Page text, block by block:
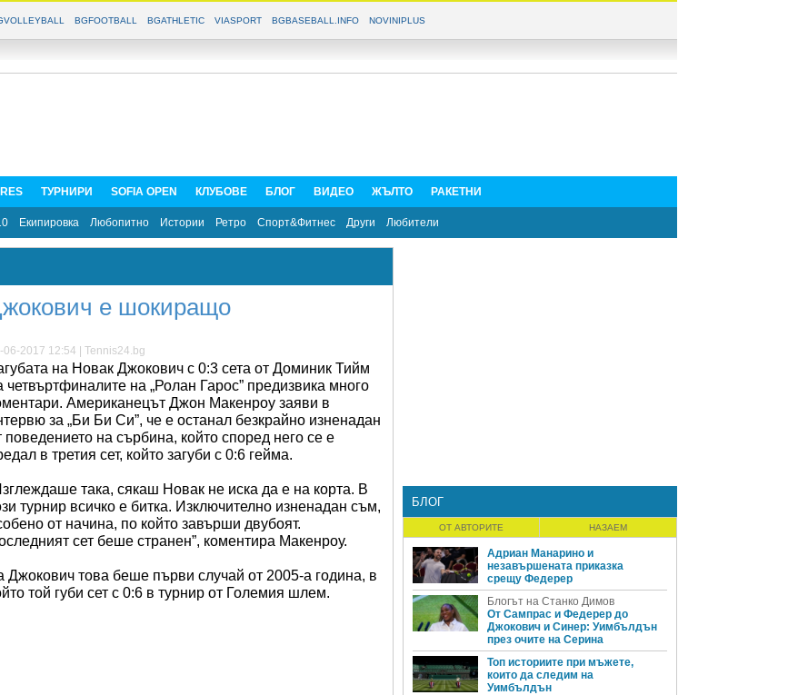
BGFOOTBALL BGATHLETIC VIASPORT BGBASEBALL.INFO NOVINIPLUS
ТУРНИРИ SOFIA OPEN КЛУБОВЕ БЛОГ ВИДЕО ЖЪЛТО РАКЕТНИ
Екипировка Любопитно Истории Ретро Спорт&Фитнес Други Любители
е шокиращо
06-2017 12:54 | Tennis24.bg
на Новак Джокович с 0:3 сета от Доминик Тийм
четвъртфиналите на „Ролан Гарос” предизвика много
Американецът Джон Макенроу заяви в
за „Би Би Си”, че е останал безкрайно изненадан
поведението на сърбина, който според него се е
в третия сет, който загуби с 0:6 гейма.
така, сякаш Новак не иска да е на корта. В
турнир всичко е битка. Изключително изненадан съм,
от начина, по който завърши двубоят.
сет беше странен”, коментира Макенроу.
Джокович това беше първи случай от 2005-а година, в
той губи сет с 0:6 в турнир от Големия шлем.
БЛОГ
ОТ АВТОРИТЕ НАЗАЕМ
Адриан Манарино и
незавършената приказка
срещу Федерер
Блогът на Станко Димов
От Сампрас и Федерер до
Джокович и Синер: Уимбълдън
през очите на Серина
Топ историите при мъжете,
които да следим на
Уимбълдън